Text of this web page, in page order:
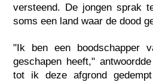
versteend. De jongen sprak
soms een land waar de dood
"Ik ben een boodschapper
geschapen heeft,"
tot ik deze afgrond